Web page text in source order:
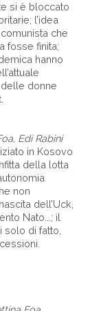
si è bloccato
l’idea
che
fosse finita;
hanno
donne
Edi Rabini
in Kosovo
della lotta
non
dell’Uck,
Nato...; il
solo di fatto,